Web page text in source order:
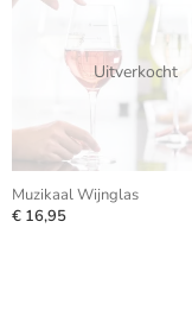
Uitverkocht
Muzikaal Wijnglas
€ 16,95